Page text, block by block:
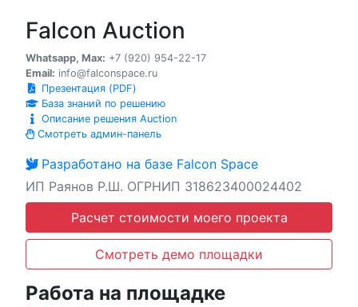
Falcon Auction
Whatsapp, Max: +7 (920) 954-22-17
Email: info@falconspace.ru
Презентация (PDF)
База знаний по решению
Описание решения Auction
Смотреть админ-панель
Разработано на базе Falcon Space
ИП Раянов Р.Ш. ОГРНИП 318623400024402
Расчет стоимости моего проекта
Смотреть демо площадки
Работа на площадке